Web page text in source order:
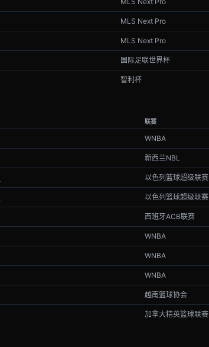
MLS Next Pro
MLS Next Pro
国际足联世界杯
智利杯
联赛
WNBA
新西兰NBL
以色列篮球超级联赛
以色列篮球超级联赛
西班牙ACB联赛
WNBA
WNBA
WNBA
越南篮球协会
加拿大精英篮球联赛